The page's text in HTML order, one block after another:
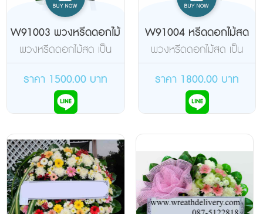
W91003 พวงหรีดดอกไม้
สด
พวงหรีดดอกไม้สด เป็น
พวงหรีดดอกไม้สดขนาด
80-90 เซ็นติเมตร เป็น
พวงหรีดดอกไม้สดโทนสี
ขาว สะอาดตา และเป็นสี
ราคา 1500.00 บาท
W91004 หรีดดอกไม้สด
พวงหรีดดอกไม้สด เป็น
พวงหรีดดอกไม้สดโทนสี
ขาว-ชมพู-เขียว มีขนาด
80-90 เซ็นติเมตร เป็น
พวงหรีดดอกไม้โทนสีสดใส
ราคา 1800.00 บาท